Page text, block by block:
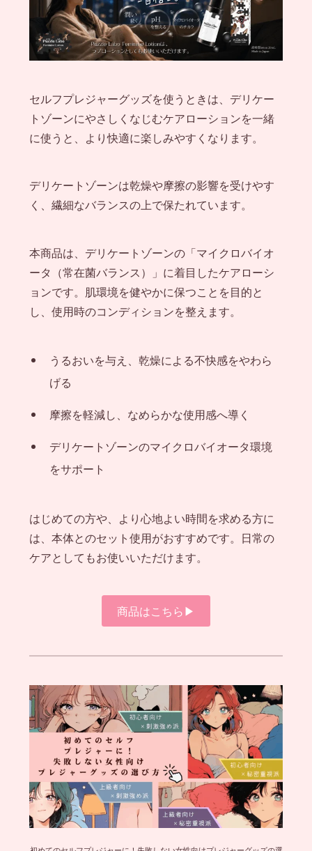
セルフプレジャーグッズを使うときは、デリケー
トゾーンにやさしくなじむケアローションを一緒
に使うと、より快適に楽しみやすくなります。
デリケートゾーンは乾燥や摩擦の影響を受けやす
く、繊細なバランスの上で保たれています。
本商品は、デリケートゾーンの「マイクロバイオ
ータ（常在菌バランス）」に着目したケアローシ
ョンです。肌環境を健やかに保つことを目的と
し、使用時のコンディションを整えます。
うるおいを与え、乾燥による不快感をやわら
げる
摩擦を軽減し、なめらかな使用感へ導く
デリケートゾーンのマイクロバイオータ環境
をサポート
はじめての方や、より心地よい時間を求める方に
は、本体とのセット使用がおすすめです。日常の
ケアとしてもお使いいただけます。
商品はこちら▶︎